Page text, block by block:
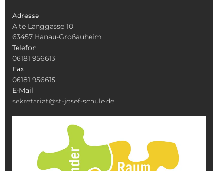
Adresse
Alte Langgasse 10
63457 Hanau-Großauheim
Telefon
06181 956613
Fax
06181 956615
E-Mail
sekretariat@st-josef-schule.de